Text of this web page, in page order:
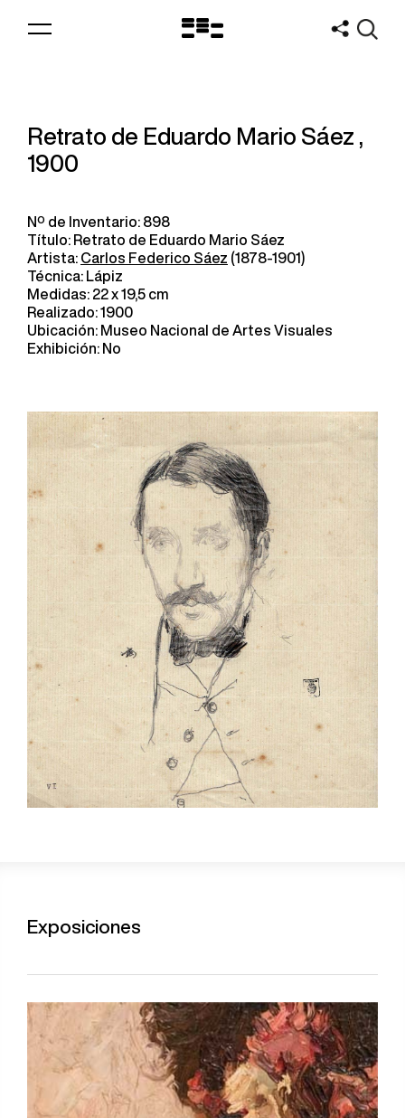
Logo
Retrato de Eduardo Mario Sáez ,
1900
Nº de Inventario: 898
Título: Retrato de Eduardo Mario Sáez
Artista: Carlos Federico Sáez (1878-1901)
Técnica: Lápiz
Medidas: 22 x 19,5 cm
Realizado: 1900
Ubicación: Museo Nacional de Artes Visuales
Exhibición: No
Exposiciones